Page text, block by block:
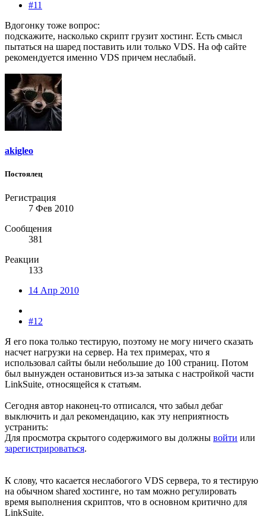
#11
Вдогонку тоже вопрос:
подскажите, насколько скрипт грузит хостинг. Есть смысл
пытаться на шаред поставить или только VDS. На оф сайте
рекомендуется именно VDS причем неслабый.
akigleo
Постоялец
Регистрация
7 Фев 2010
Сообщения
381
Реакции
133
14 Апр 2010
#12
Я его пока только тестирую, поэтому не могу ничего сказать
насчет нагрузки на сервер. На тех примерах, что я
использовал сайты были небольшие до 100 страниц. Потом
был вынужден остановиться из-за затыка с настройкой части
LinkSuite, относящейся к статьям.
Сегодня автор наконец-то отписался, что забыл дебаг
выключить и дал рекомендацию, как эту неприятность
устранить:
Для просмотра скрытого содержимого вы должны войти или
зарегистрироваться.
К слову, что касается неслабогого VDS сервера, то я тестирую
на обычном shared хостинге, но там можно регулировать
время выполнения скриптов, что в основном критично для
LinkSuite.